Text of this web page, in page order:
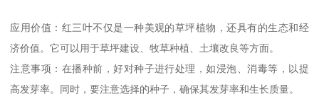
应用价值：红三叶不仅是一种美观的草坪植物，还具有的生态和经
济价值。它可以用于草坪建设、牧草种植、土壤改良等方面。
注意事项：在播种前，好对种子进行处理，如浸泡、消毒等，以提
高发芽率。同时，要注意选择的种子，确保其发芽率和生长质量。